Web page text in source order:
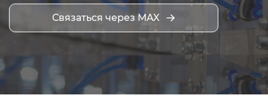
Связаться через MAX